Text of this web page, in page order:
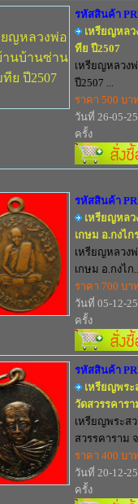
รหัสสินค้า
เหรียญหล
ทีย ปี2507
เหรียญหลวง
ปี2507 ...
ราคา 500 บา
วันที่ 26-05-
ครั้ง
รหัสสินค้า
เหรียญหล
เกษม อ.กงไ
เหรียญหลวง
เกษม อ.กงไก
ราคา 700 บา
วันที่ 05-12-
ครั้ง
รหัสสินค้า
เหรียญพระ
วัดสวรรคาร
เหรียญพระส
สวรรคาราม
ราคา 400 บา
วันที่ 20-12-
ครั้ง